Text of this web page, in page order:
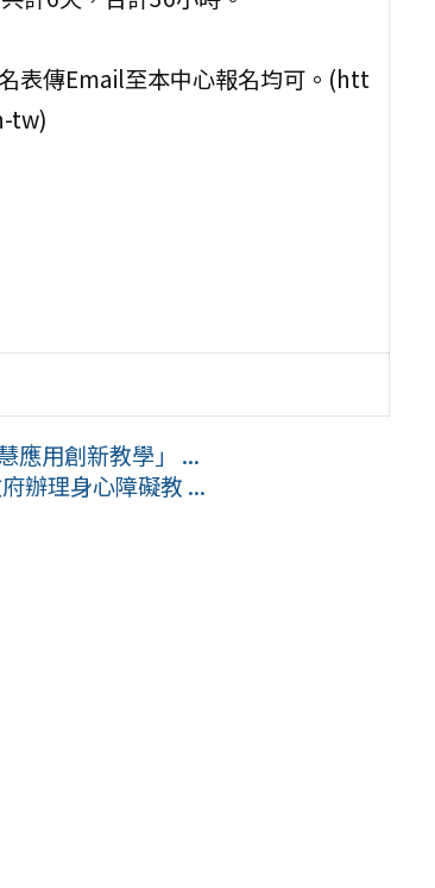
表傳Email至本中心報名均可。(htt
tw)
應用創新教學」 ...
辦理身心障礙教 ...